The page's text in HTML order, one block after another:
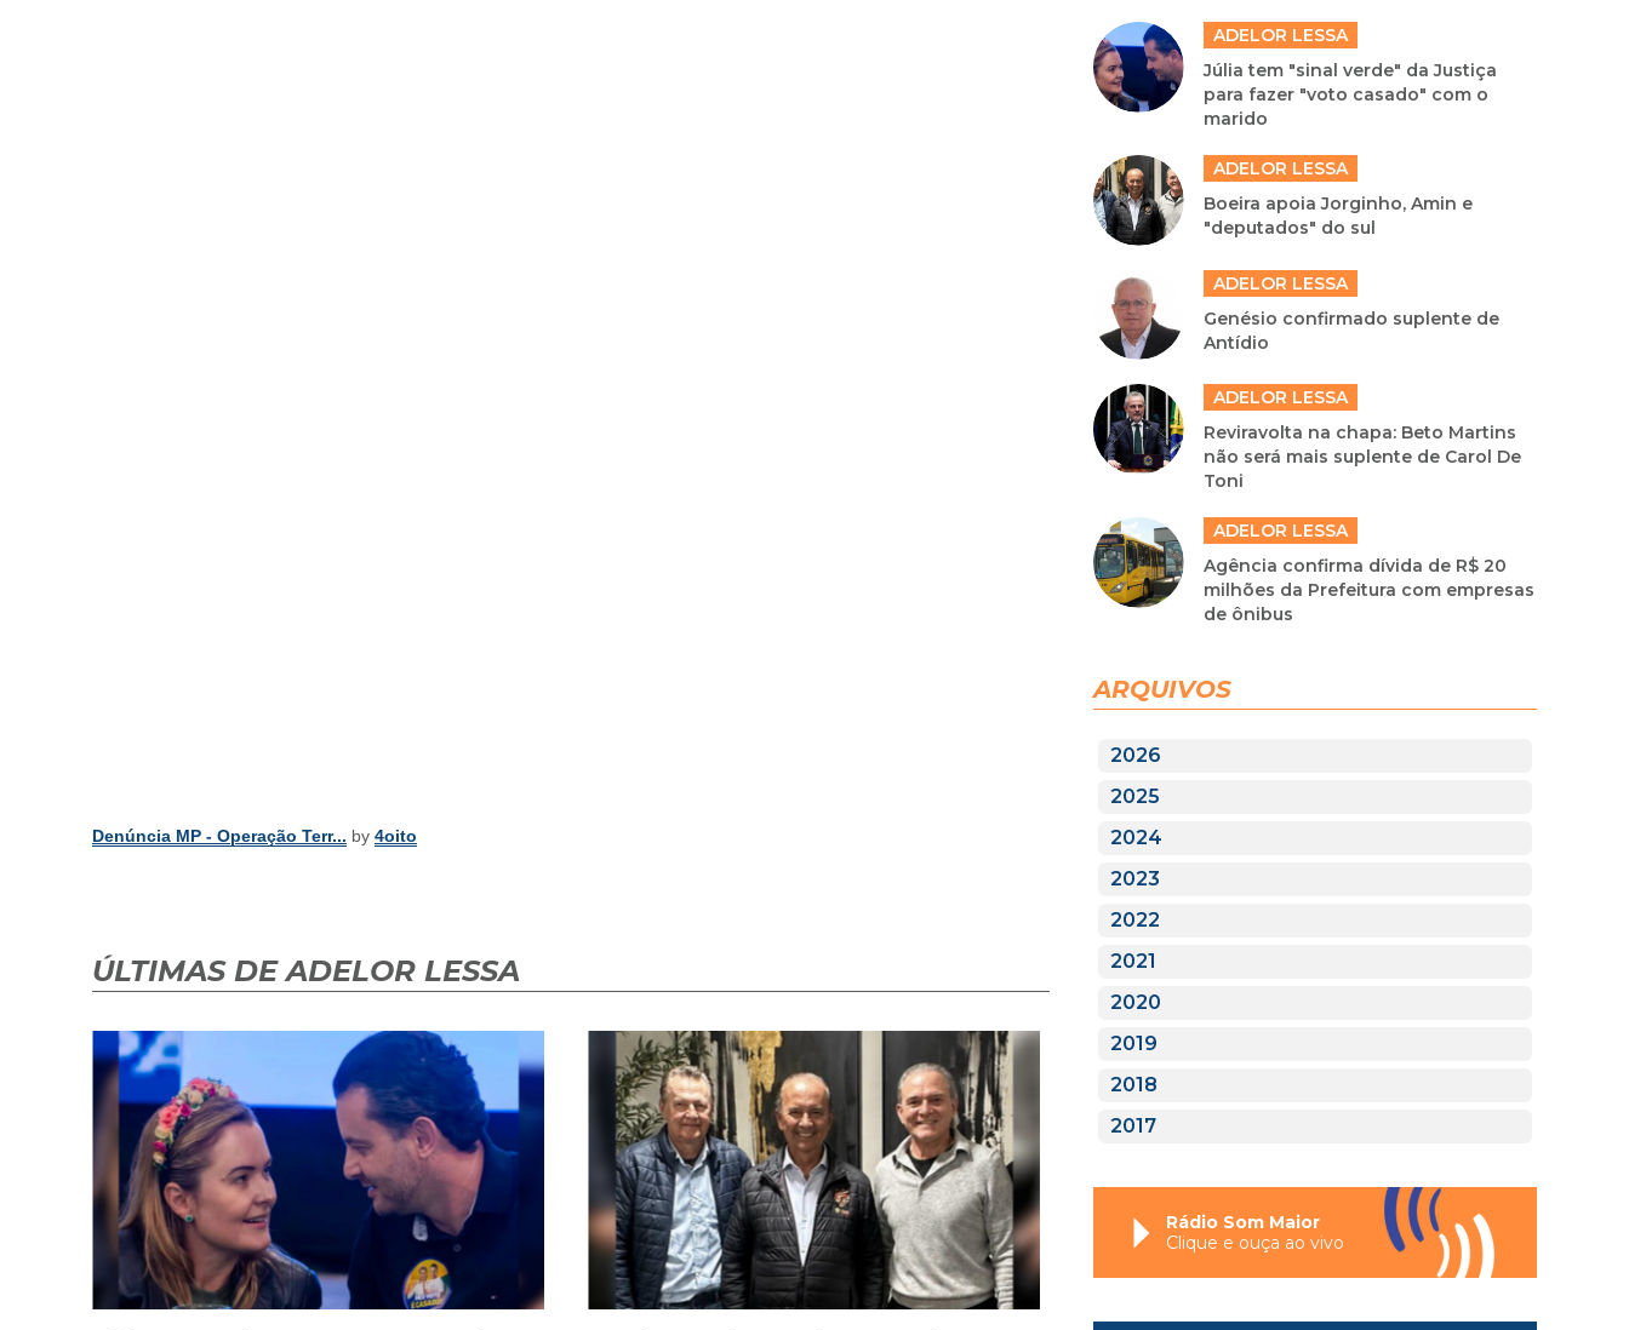
Denúncia MP - Operação Terr... by 4oito
ÚLTIMAS DE ADELOR LESSA
ADELOR LESSA
Júlia tem "sinal verde" da Justiça
para fazer "voto casado" com o
marido
ADELOR LESSA
Boeira apoia Jorginho, Amin e
"deputados" do sul
ADELOR LESSA
Genésio confirmado suplente de
Antídio
ADELOR LESSA
Reviravolta na chapa: Beto Martins
não será mais suplente de Carol De
Toni
ADELOR LESSA
Agência confirma dívida de R$ 20
milhões da Prefeitura com empresas
de ônibus
ARQUIVOS
2026
2025
2024
2023
2022
2021
2020
2019
2018
2017
Rádio Som Maior
Clique e ouça ao vivo